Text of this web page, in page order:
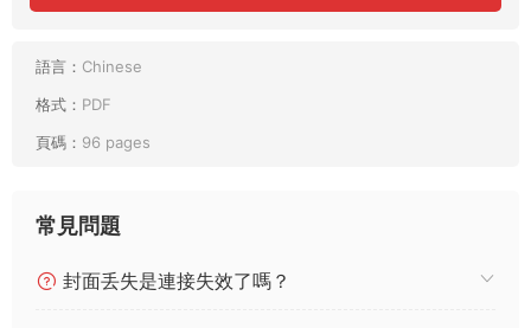
語言： Chinese
格式： PDF
頁碼： 96 pages
常見問題
封面丢失是連接失效了嗎？